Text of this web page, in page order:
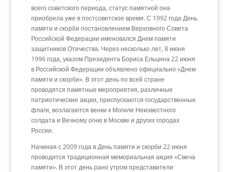
всего советского периода, статус памятной она
приобрела уже в постсоветское время. С 1992 года День
памяти и скорби постановлением Верховного Совета
Российской Федерации именовался Днем памяти
защитников Отечества. Через несколько лет, 8 июня
1996 года, указом Президента Бориса Ельцина 22 июня
в Российской Федерации объявлено официально «Днем
памяти и скорби». В этот день по всей стране
проводятся памятные мероприятия, различные
патриотические акции, приспускаются государственные
флаги, возлагаются венки к Могиле Неизвестного
солдата и Вечному огню в Москве и других городах
России.
Начиная с 2009 года в День памяти и скорби 22 июня
проводится традиционная мемориальная акция «Свеча
памяти». В этот день рано утром представители